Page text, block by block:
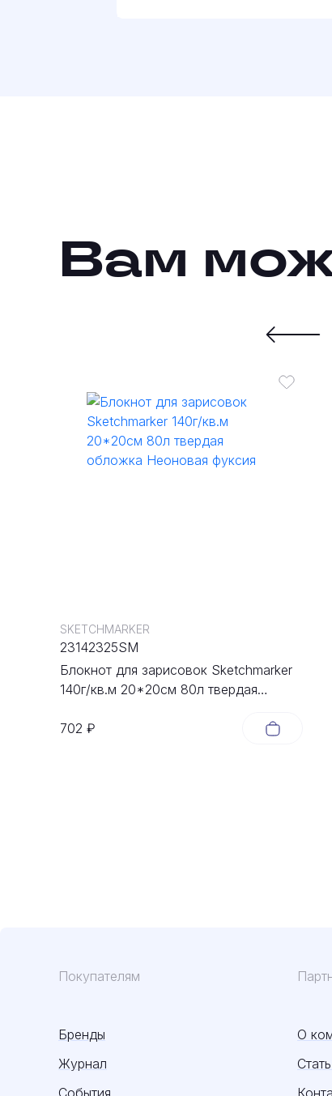
Вам
702 ₽
Блокнот для зарисовок Sketchmarker
140г/кв.м 20*20cм 80л твердая
SKETCHMARKER
23142325SM
Покупателям
Бренды
Журнал
События
О